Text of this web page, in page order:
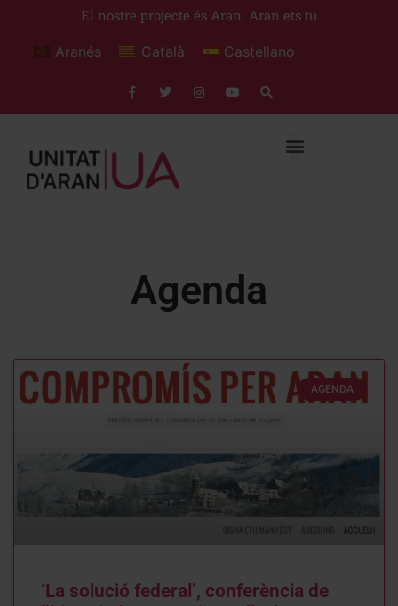
El nostre projecte és Aran. Aran ets tu
Aranés Català Castellano
Agenda
AGENDA
‘La solució federal’, conferència de